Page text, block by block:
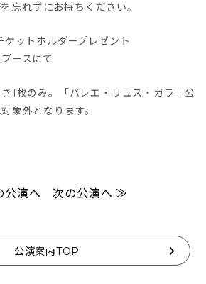
れずにお持ちください。
ットホルダープレゼント
ースにて
1枚のみ。「バレエ・リュス・ガラ」公
象外となります。
演へ 次の公演へ ≫
公演案内TOP